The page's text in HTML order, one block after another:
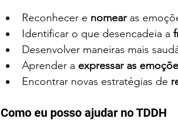
Reconhecer e nomear as
Identificar o que desencadeia a
Desenvolver maneiras mais
Aprender a expressar as
Encontrar novas estratégias de
Como eu posso ajudar no TDDH